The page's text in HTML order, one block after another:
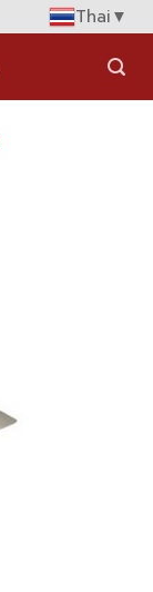
Thai▼